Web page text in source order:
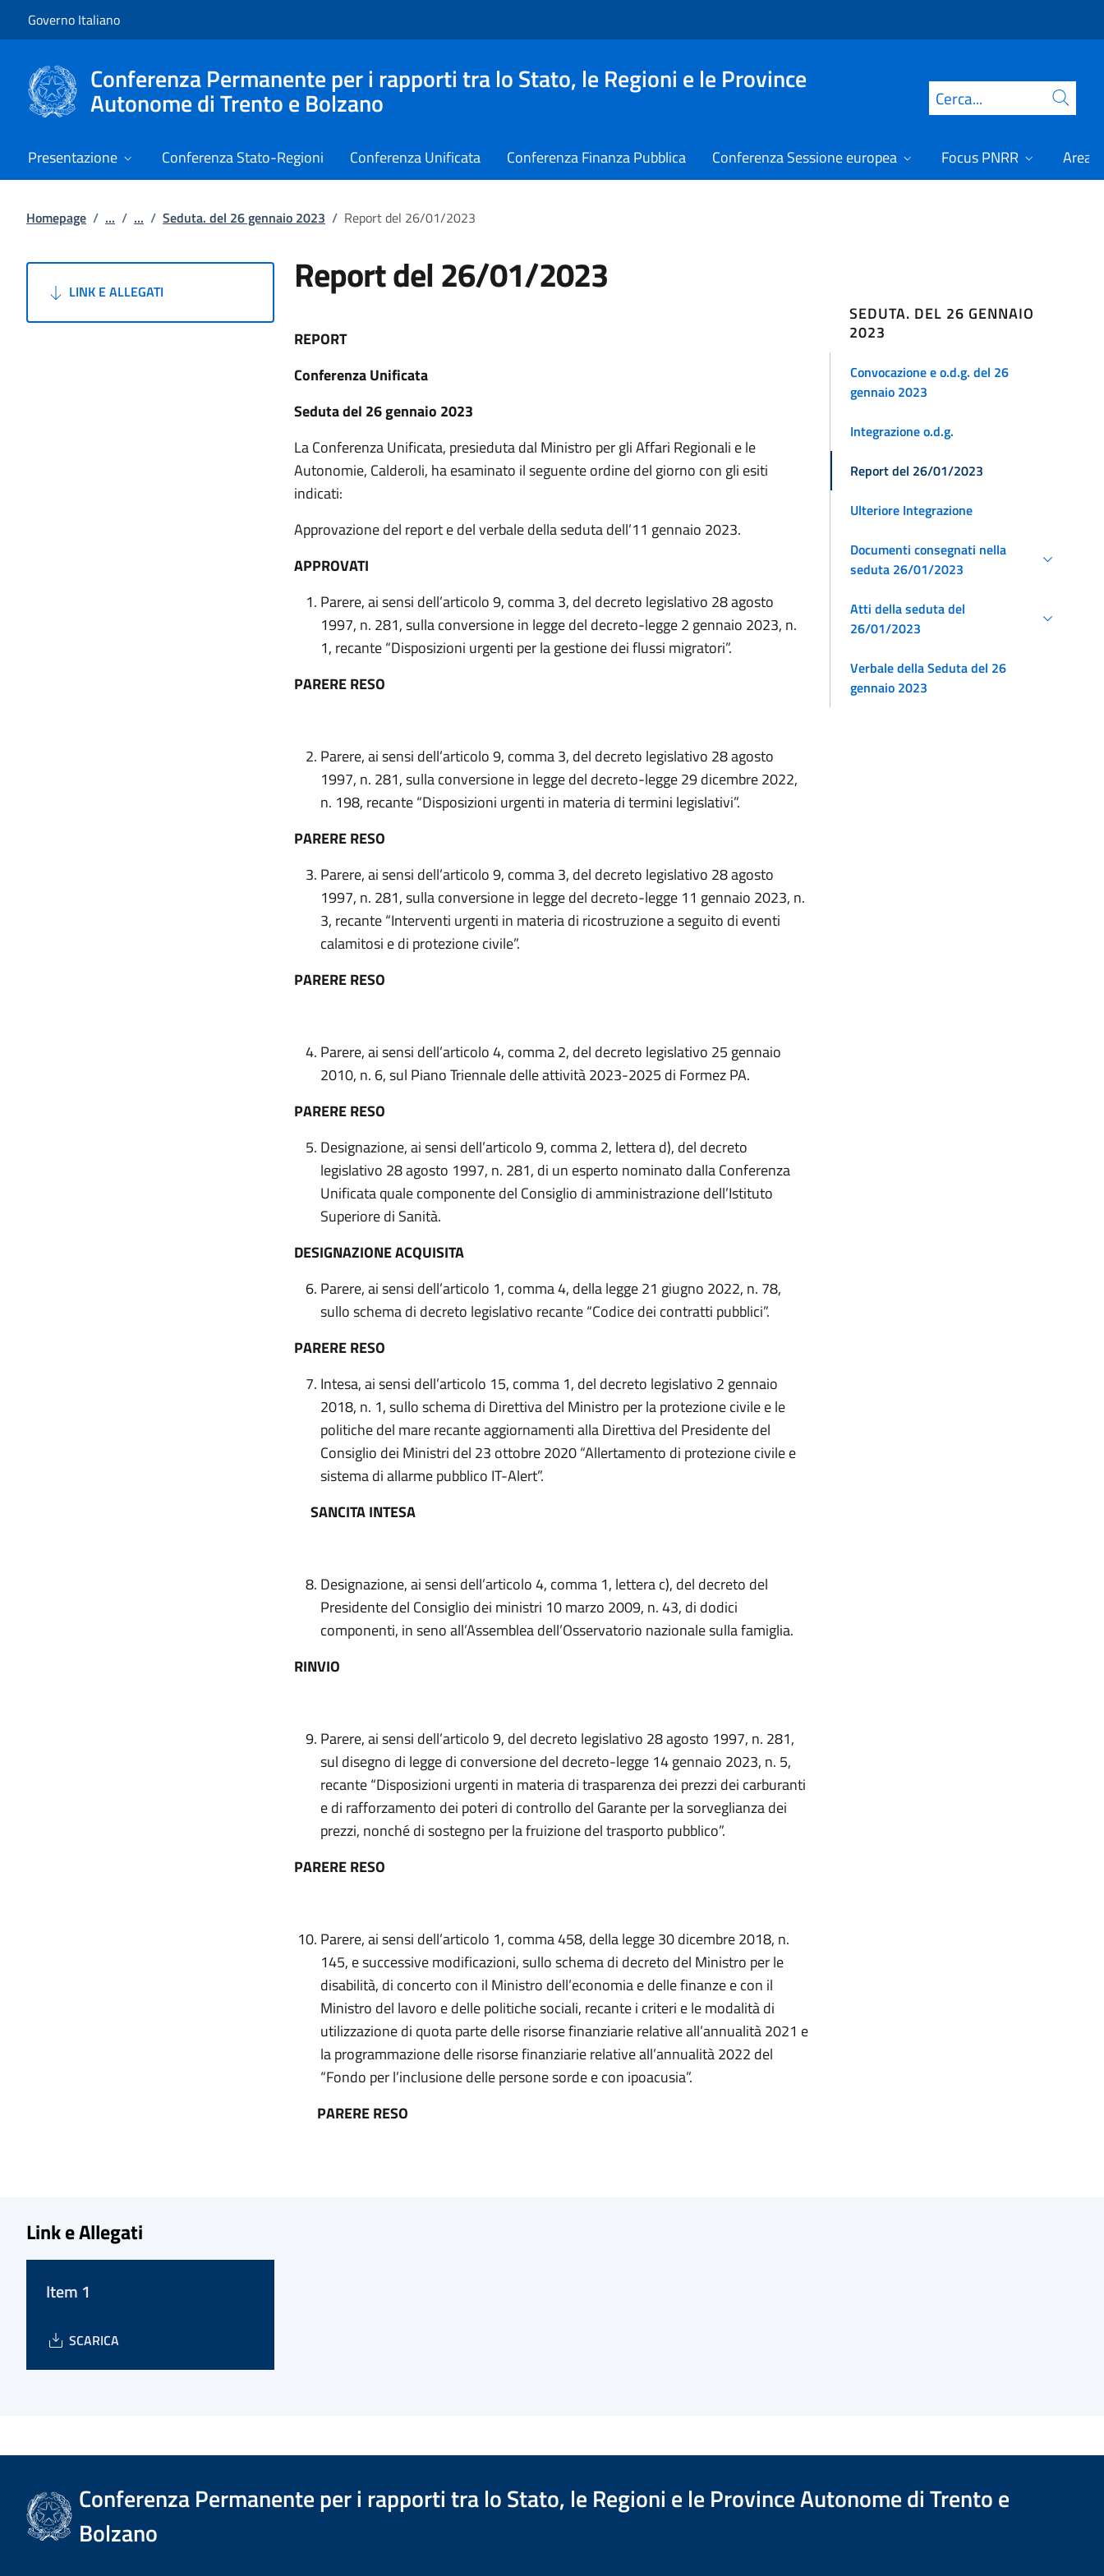
Governo Italiano
Conferenza Permanente per i rapporti tra lo Stato, le Regioni e le Province
Autonome di Trento e Bolzano Cerca
Presentazione Conferenza Stato-Regioni Conferenza Unificata Conferenza Finanza Pubblica Conferenza Sessione europea Focus PNRR Area
Homepage / ... / ... / Seduta. del 26 gennaio 2023 / Report del 26/01/2023
LINK E ALLEGATI Report del 26/01/2023
REPORT
Conferenza Unificata
Seduta del 26 gennaio 2023
La Conferenza Unificata, presieduta dal Ministro per gli Affari Regionali e le
Autonomie, Calderoli, ha esaminato il seguente ordine del giorno con gli esiti
indicati:
Approvazione del report e del verbale della seduta dell’11 gennaio 2023.
APPROVATI
Parere, ai sensi dell’articolo 9, comma 3, del decreto legislativo 28 agosto
1997, n. 281, sulla conversione in legge del decreto-legge 2 gennaio 2023, n.
1, recante “Disposizioni urgenti per la gestione dei flussi migratori”.
PARERE RESO
Parere, ai sensi dell’articolo 9, comma 3, del decreto legislativo 28 agosto
1997, n. 281, sulla conversione in legge del decreto-legge 29 dicembre 2022,
n. 198, recante “Disposizioni urgenti in materia di termini legislativi”.
PARERE RESO
Parere, ai sensi dell’articolo 9, comma 3, del decreto legislativo 28 agosto
1997, n. 281, sulla conversione in legge del decreto-legge 11 gennaio 2023, n.
3, recante “Interventi urgenti in materia di ricostruzione a seguito di eventi
calamitosi e di protezione civile”.
PARERE RESO
Parere, ai sensi dell’articolo 4, comma 2, del decreto legislativo 25 gennaio
2010, n. 6, sul Piano Triennale delle attività 2023-2025 di Formez PA.
PARERE RESO
Designazione, ai sensi dell’articolo 9, comma 2, lettera d), del decreto
legislativo 28 agosto 1997, n. 281, di un esperto nominato dalla Conferenza
Unificata quale componente del Consiglio di amministrazione dell’Istituto
Superiore di Sanità.
DESIGNAZIONE ACQUISITA
Parere, ai sensi dell’articolo 1, comma 4, della legge 21 giugno 2022, n. 78,
sullo schema di decreto legislativo recante “Codice dei contratti pubblici”.
PARERE RESO
Intesa, ai sensi dell’articolo 15, comma 1, del decreto legislativo 2 gennaio
2018, n. 1, sullo schema di Direttiva del Ministro per la protezione civile e le
politiche del mare recante aggiornamenti alla Direttiva del Presidente del
Consiglio dei Ministri del 23 ottobre 2020 “Allertamento di protezione civile e
sistema di allarme pubblico IT-Alert”.
SANCITA INTESA
Designazione, ai sensi dell’articolo 4, comma 1, lettera c), del decreto del
Presidente del Consiglio dei ministri 10 marzo 2009, n. 43, di dodici
componenti, in seno all’Assemblea dell’Osservatorio nazionale sulla famiglia.
RINVIO
Parere, ai sensi dell’articolo 9, del decreto legislativo 28 agosto 1997, n. 281,
sul disegno di legge di conversione del decreto-legge 14 gennaio 2023, n. 5,
recante “Disposizioni urgenti in materia di trasparenza dei prezzi dei carburanti
e di rafforzamento dei poteri di controllo del Garante per la sorveglianza dei
prezzi, nonché di sostegno per la fruizione del trasporto pubblico”.
PARERE RESO
Parere, ai sensi dell’articolo 1, comma 458, della legge 30 dicembre 2018, n.
145, e successive modificazioni, sullo schema di decreto del Ministro per le
disabilità, di concerto con il Ministro dell’economia e delle finanze e con il
Ministro del lavoro e delle politiche sociali, recante i criteri e le modalità di
utilizzazione di quota parte delle risorse finanziarie relative all’annualità 2021 e
la programmazione delle risorse finanziarie relative all’annualità 2022 del
“Fondo per l’inclusione delle persone sorde e con ipoacusia”.
PARERE RESO
SEDUTA. DEL 26 GENNAIO
2023
Convocazione e o.d.g. del 26
gennaio 2023
Integrazione o.d.g.
Report del 26/01/2023
Ulteriore Integrazione
Documenti consegnati nella
seduta 26/01/2023
Atti della seduta del
26/01/2023
Verbale della Seduta del 26
gennaio 2023
Link e Allegati
Item 1
SCARICA
Conferenza Permanente per i rapporti tra lo Stato, le Regioni e le Province Autonome di Trento e
Bolzano